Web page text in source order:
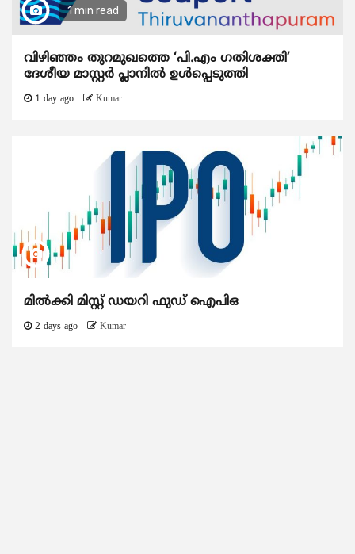
1 min read
വിഴിഞ്ഞം തുറമുഖത്തെ ‘പി.എം ഗതിശക്തി’
ദേശീയ മാസ്റ്റർ പ്ലാനിൽ ഉൾപ്പെടുത്തി
1 day ago Kumar
മിൽക്കി മിസ്റ്റ് ഡയറി ഫുഡ് ഐപിഒ
2 days ago Kumar